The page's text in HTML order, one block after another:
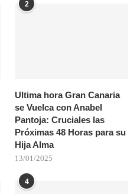
2
Ultima hora Gran Canaria
se Vuelca con Anabel
Pantoja: Cruciales las
Próximas 48 Horas para su
Hija Alma
13/01/2025
4